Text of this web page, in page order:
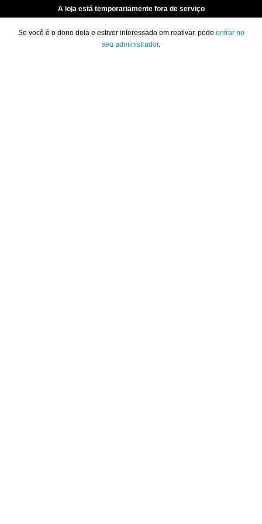
A loja está temporariamente fora de serviço
Se você é o dono dela e estiver interessado em reativar, pode entrar no
seu administrador.